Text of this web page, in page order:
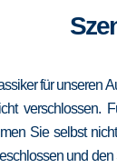
für unseren
verschlossen.
Sie selbst
und